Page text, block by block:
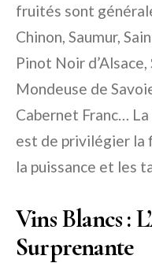
fruités sont
Chinon, Saumur,
Pinot Noir d’Alsace,
Mondeuse de
Cabernet Franc…
est de privilégier la
la puissance et les
Vins Blancs :
Surprenante